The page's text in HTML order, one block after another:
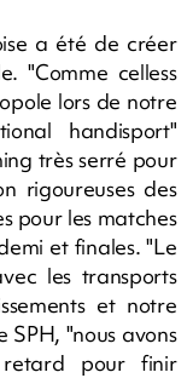
a été de créer
"Comme celless
lors de notre
handisport"
très serré pour
rigoureuses des
pour les matches
et finales. "Le
les transports
et notre
"nous avons
pour finir